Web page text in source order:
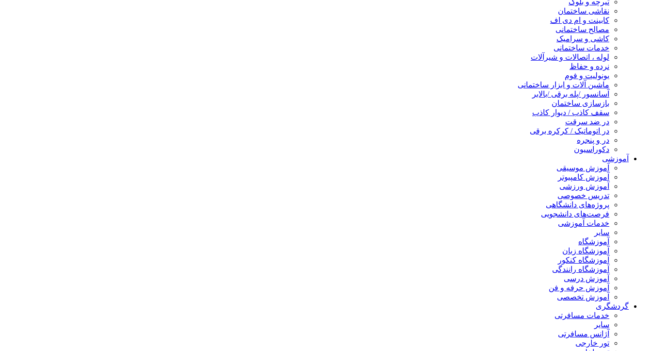
تیرچه و بلوک
نقاشی ساختمان
کابینت و ام دی اف
مصالح ساختمانی
کاشی و سرامیک
خدمات ساختمانی
لوله ، اتصالات و شیرآلات
نرده و حفاظ
یونولیت و فوم
ماشین آلات و ابزار ساختمانی
آسانسور /پله برقی /بالابر
بازسازی ساختمان
سقف کاذب / دیوار کاذب
در ضد سرقت
در اتوماتیک / کرکره برقی
در و پنجره
دکوراسیون
آموزشی
آموزش موسیقی
آموزش کامپیوتر
آموزش ورزشی
تدریس خصوصی
پروژه‌های دانشگاهی
فرصت‌های دانشجویی
خدمات آموزشی
سایر
آموزشگاه
آموزشگاه زبان
آموزشگاه کنکور
آموزشگاه رانندگی
آموزش درسی
آموزش حرفه و فن
آموزش تخصصی
گردشگری
خدمات مسافرتی
سایر
آژانس مسافرتی
تور خارجی